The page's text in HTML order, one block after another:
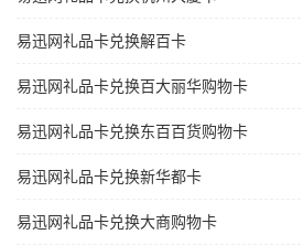
易迅网礼品卡兑换解百卡
易迅网礼品卡兑换百大丽华购物卡
易迅网礼品卡兑换东百百货购物卡
易迅网礼品卡兑换新华都卡
易迅网礼品卡兑换大商购物卡